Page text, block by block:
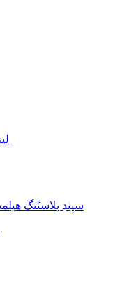
سينڊ بلاسٽنگ